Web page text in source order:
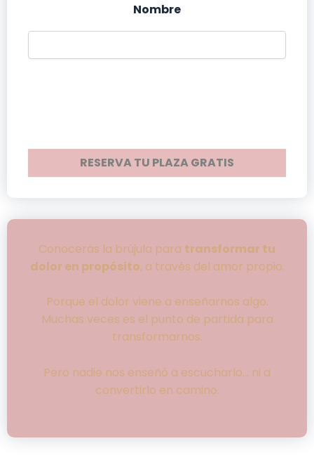
Nombre
Conocerás la brújula para transformar tu
dolor en propósito, a través del amor propio.
Porque el dolor viene a enseñarnos algo.
Muchas veces es el punto de partida para
transformarnos.
Pero nadie nos enseñó a escucharlo… ni a
convertirlo en camino.